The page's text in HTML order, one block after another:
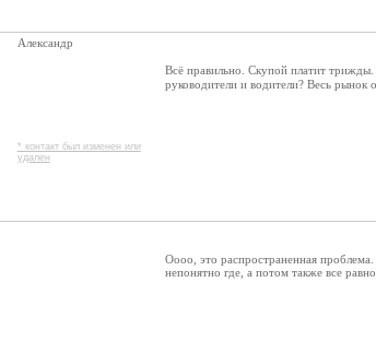
Александр
* контакт был изменен или
удален
Всё правильно. Скупой платит
руководители и водители? Весь рынок
Оооо, это распространенная
непонятно где, а потом также все